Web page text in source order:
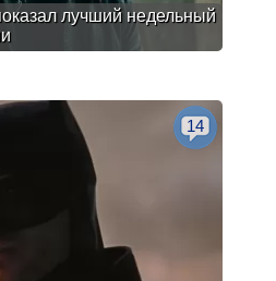
лучший недельный
14